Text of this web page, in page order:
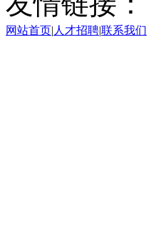
网站首页| 人才招聘|联系我们